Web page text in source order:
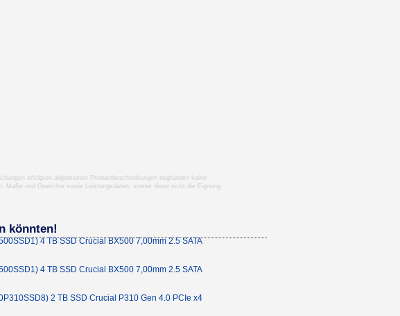
erfolgten allgemeinen Produktbeschreibungen begründen keine
Maße und Gewichte sowie Leistungsdaten, soweit diese nicht die Eignung
könnten!
4 TB SSD Crucial BX500 7,00mm 2.5 SATA
4 TB SSD Crucial BX500 7,00mm 2.5 SATA
2 TB SSD Crucial P310 Gen 4.0 PCIe x4